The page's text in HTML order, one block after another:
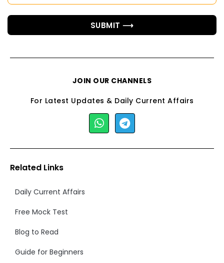
SUBMIT ⟶
JOIN OUR CHANNELS
For Latest Updates & Daily Current Affairs
Related Links
Daily Current Affairs
Free Mock Test
Blog to Read
Guide for Beginners